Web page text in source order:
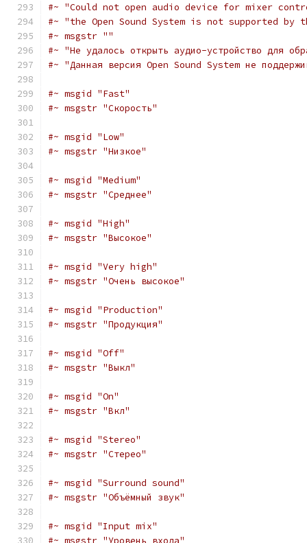
#~ "Could not open audio device for mixer
#~ "the Open Sound System is not supported by
#~ msgstr ""
#~ "Не удалось открыть аудио-устройство для
#~ "Данная версия Open Sound System не
#~ msgid "Fast"
#~ msgstr "Скорость"
#~ msgid "Low"
#~ msgstr "Низкое"
#~ msgid "Medium"
#~ msgstr "Среднее"
#~ msgid "High"
#~ msgstr "Высокое"
#~ msgid "Very high"
#~ msgstr "Очень высокое"
#~ msgid "Production"
#~ msgstr "Продукция"
#~ msgid "Off"
#~ msgstr "Выкл"
#~ msgid "On"
#~ msgstr "Вкл"
#~ msgid "Stereo"
#~ msgstr "Стерео"
#~ msgid "Surround sound"
#~ msgstr "Объёмный звук"
#~ msgid "Input mix"
#~ msgstr "Уровень входа"